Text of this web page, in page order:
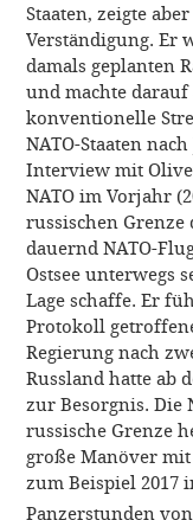
Staaten, zeigte
Verständigung. Er
damals geplanten
und machte
konventionelle
NATO-Staaten
Interview mit
NATO im Vorjahr
russischen Grenze
dauernd NATO-
Ostsee unterwegs
Lage schaffe. Er
Protokoll
Regierung nach
Russland hatte ab
zur Besorgnis. Die
russische Grenze
große Manöver
zum Beispiel 2017
Panzerstunden